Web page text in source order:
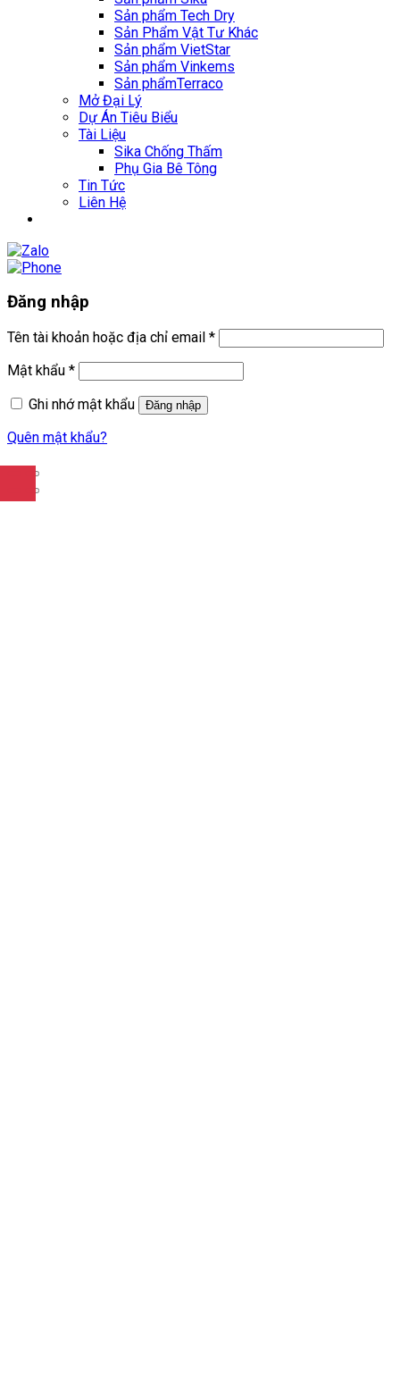
Sản phẩm Tech Dry
Sản Phẩm Vật Tư Khác
Sản phẩm VietStar
Sản phẩm Vinkems
Sản phẩmTerraco
Mở Đại Lý
Dự Án Tiêu Biểu
Tài Liệu
Sika Chống Thấm
Phụ Gia Bê Tông
Tin Tức
Liên Hệ
Đăng nhập
Tên tài khoản hoặc địa chỉ email *
Mật khẩu *
Ghi nhớ mật khẩu
Đăng nhập
Quên mật khẩu?